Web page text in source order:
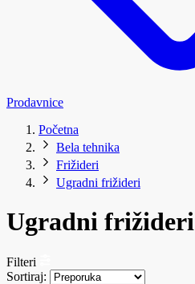
Prodavnice
Početna
Bela tehnika
Frižideri
Ugradni frižideri
Ugradni frižideri
Filteri
Sortiraj: